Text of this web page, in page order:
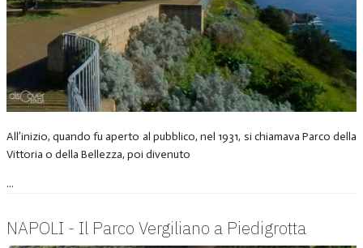
All’inizio, quando fu aperto al pubblico, nel 1931, si chiamava Parco della
Vittoria o della Bellezza, poi divenuto
...
NAPOLI - Il Parco Vergiliano a Piedigrotta